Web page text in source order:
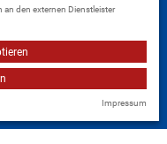
den externen Dienstleister
Impressum